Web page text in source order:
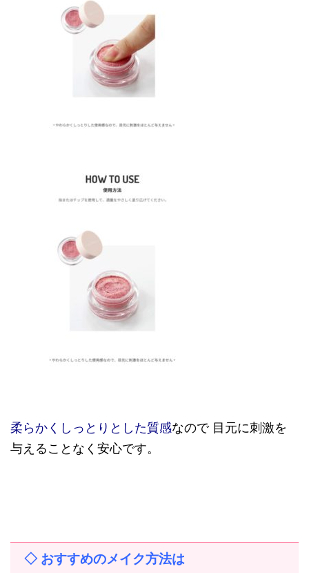
柔らかくしっとりとした質感なので 目元に刺激を
与えることなく安心です。
◇ おすすめのメイク方法は